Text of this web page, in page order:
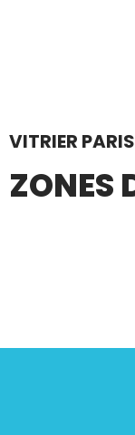
VITRIER
ZONES